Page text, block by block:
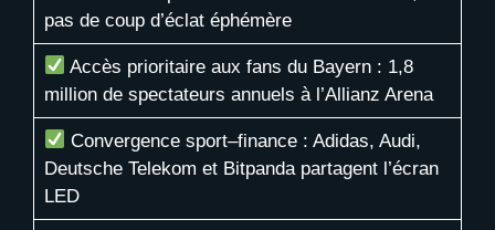
pas de coup d’éclat éphémère
Accès prioritaire aux fans du Bayern : 1,8
million de spectateurs annuels à l’Allianz Arena
Convergence sport–finance : Adidas, Audi,
Deutsche Telekom et Bitpanda partagent l’écran
LED